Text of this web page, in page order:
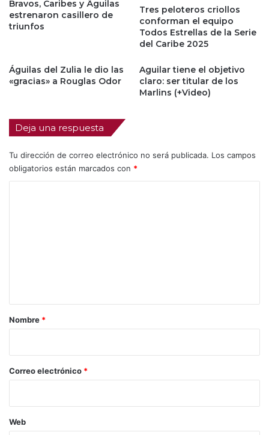
Bravos, Caribes y Ãguilas
estrenaron casillero de
triunfos
Tres peloteros criollos
conforman el equipo
Todos Estrellas de la Serie
del Caribe 2025
Águilas del Zulia le dio las
«gracias» a Rouglas Odor
Aguilar tiene el objetivo
claro: ser titular de los
Marlins (+Video)
Deja una respuesta
Tu dirección de correo electrónico no será publicada. Los campos
obligatorios están marcados con *
r
*
Nombre *
Correo electrónico *
Web